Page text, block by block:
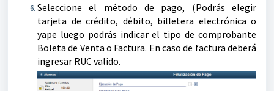
Seleccione el método de pago, (Podrás elegir
tarjeta de crédito, débito, billetera electrónica o
yape luego podrás indicar el tipo de comprobante
Boleta de Venta o Factura. En caso de factura deberá
ingresar RUC valido.